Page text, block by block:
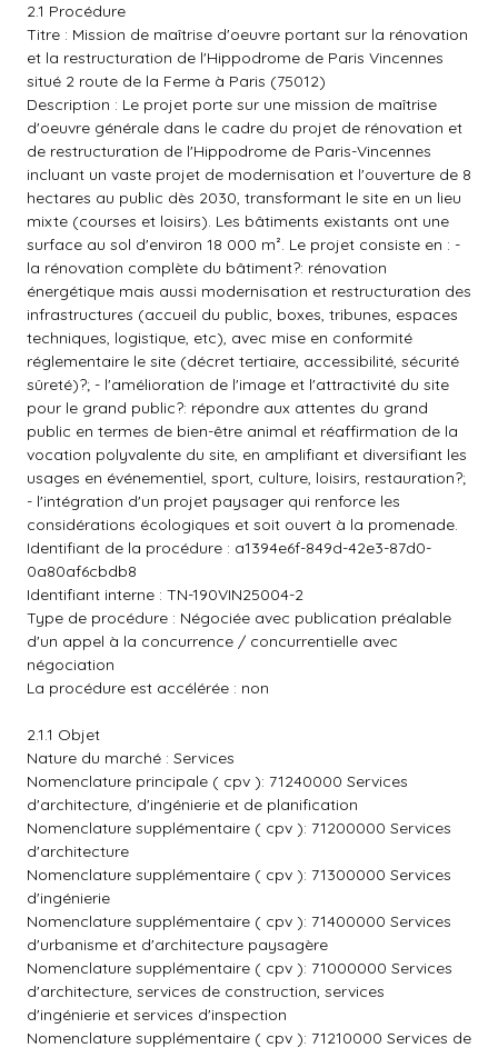
2.1 Procédure
Titre : Mission de maîtrise d'oeuvre portant sur la rénovation
et la restructuration de l'Hippodrome de Paris Vincennes
situé 2 route de la Ferme à Paris (75012)
Description : Le projet porte sur une mission de maîtrise
d'oeuvre générale dans le cadre du projet de rénovation et
de restructuration de l'Hippodrome de Paris-Vincennes
incluant un vaste projet de modernisation et l'ouverture de 8
hectares au public dès 2030, transformant le site en un lieu
mixte (courses et loisirs). Les bâtiments existants ont une
surface au sol d'environ 18 000 m². Le projet consiste en : -
la rénovation complète du bâtiment?: rénovation
énergétique mais aussi modernisation et restructuration des
infrastructures (accueil du public, boxes, tribunes, espaces
techniques, logistique, etc), avec mise en conformité
réglementaire le site (décret tertiaire, accessibilité, sécurité
sûreté)?; - l'amélioration de l'image et l'attractivité du site
pour le grand public?: répondre aux attentes du grand
public en termes de bien-être animal et réaffirmation de la
vocation polyvalente du site, en amplifiant et diversifiant les
usages en événementiel, sport, culture, loisirs, restauration?;
- l'intégration d'un projet paysager qui renforce les
considérations écologiques et soit ouvert à la promenade.
Identifiant de la procédure : a1394e6f-849d-42e3-87d0-
0a80af6cbdb8
Identifiant interne : TN-190VIN25004-2
Type de procédure : Négociée avec publication préalable
d'un appel à la concurrence / concurrentielle avec
négociation
La procédure est accélérée : non
2.1.1 Objet
Nature du marché : Services
Nomenclature principale ( cpv ): 71240000 Services
d'architecture, d'ingénierie et de planification
Nomenclature supplémentaire ( cpv ): 71200000 Services
d'architecture
Nomenclature supplémentaire ( cpv ): 71300000 Services
d'ingénierie
Nomenclature supplémentaire ( cpv ): 71400000 Services
d'urbanisme et d'architecture paysagère
Nomenclature supplémentaire ( cpv ): 71000000 Services
d'architecture, services de construction, services
d'ingénierie et services d'inspection
Nomenclature supplémentaire ( cpv ): 71210000 Services de